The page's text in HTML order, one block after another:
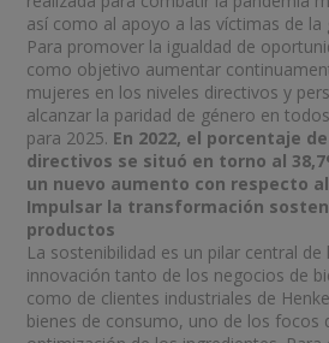
así como al apoyo a las víctimas de la
Para promover la igualdad de
como objetivo aumentar
mujeres en los niveles directivos y
alcanzar la paridad de género en
para 2025. En 2022, el porcentaje
directivos se situó en torno al
un nuevo aumento con respecto
Impulsar la transformación
productos
La sostenibilidad es un pilar central
innovación tanto de los negocios de
como de clientes industriales de
bienes de consumo, uno de los focos